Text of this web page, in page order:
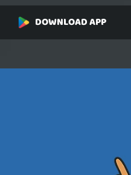
DOWNLOAD APP